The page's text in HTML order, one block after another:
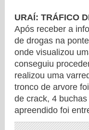
URAÍ: TRÁFICO
Após receber a
de drogas na
onde visualizou
conseguiu
realizou uma
tronco de arvore
de crack, 4
apreendido foi